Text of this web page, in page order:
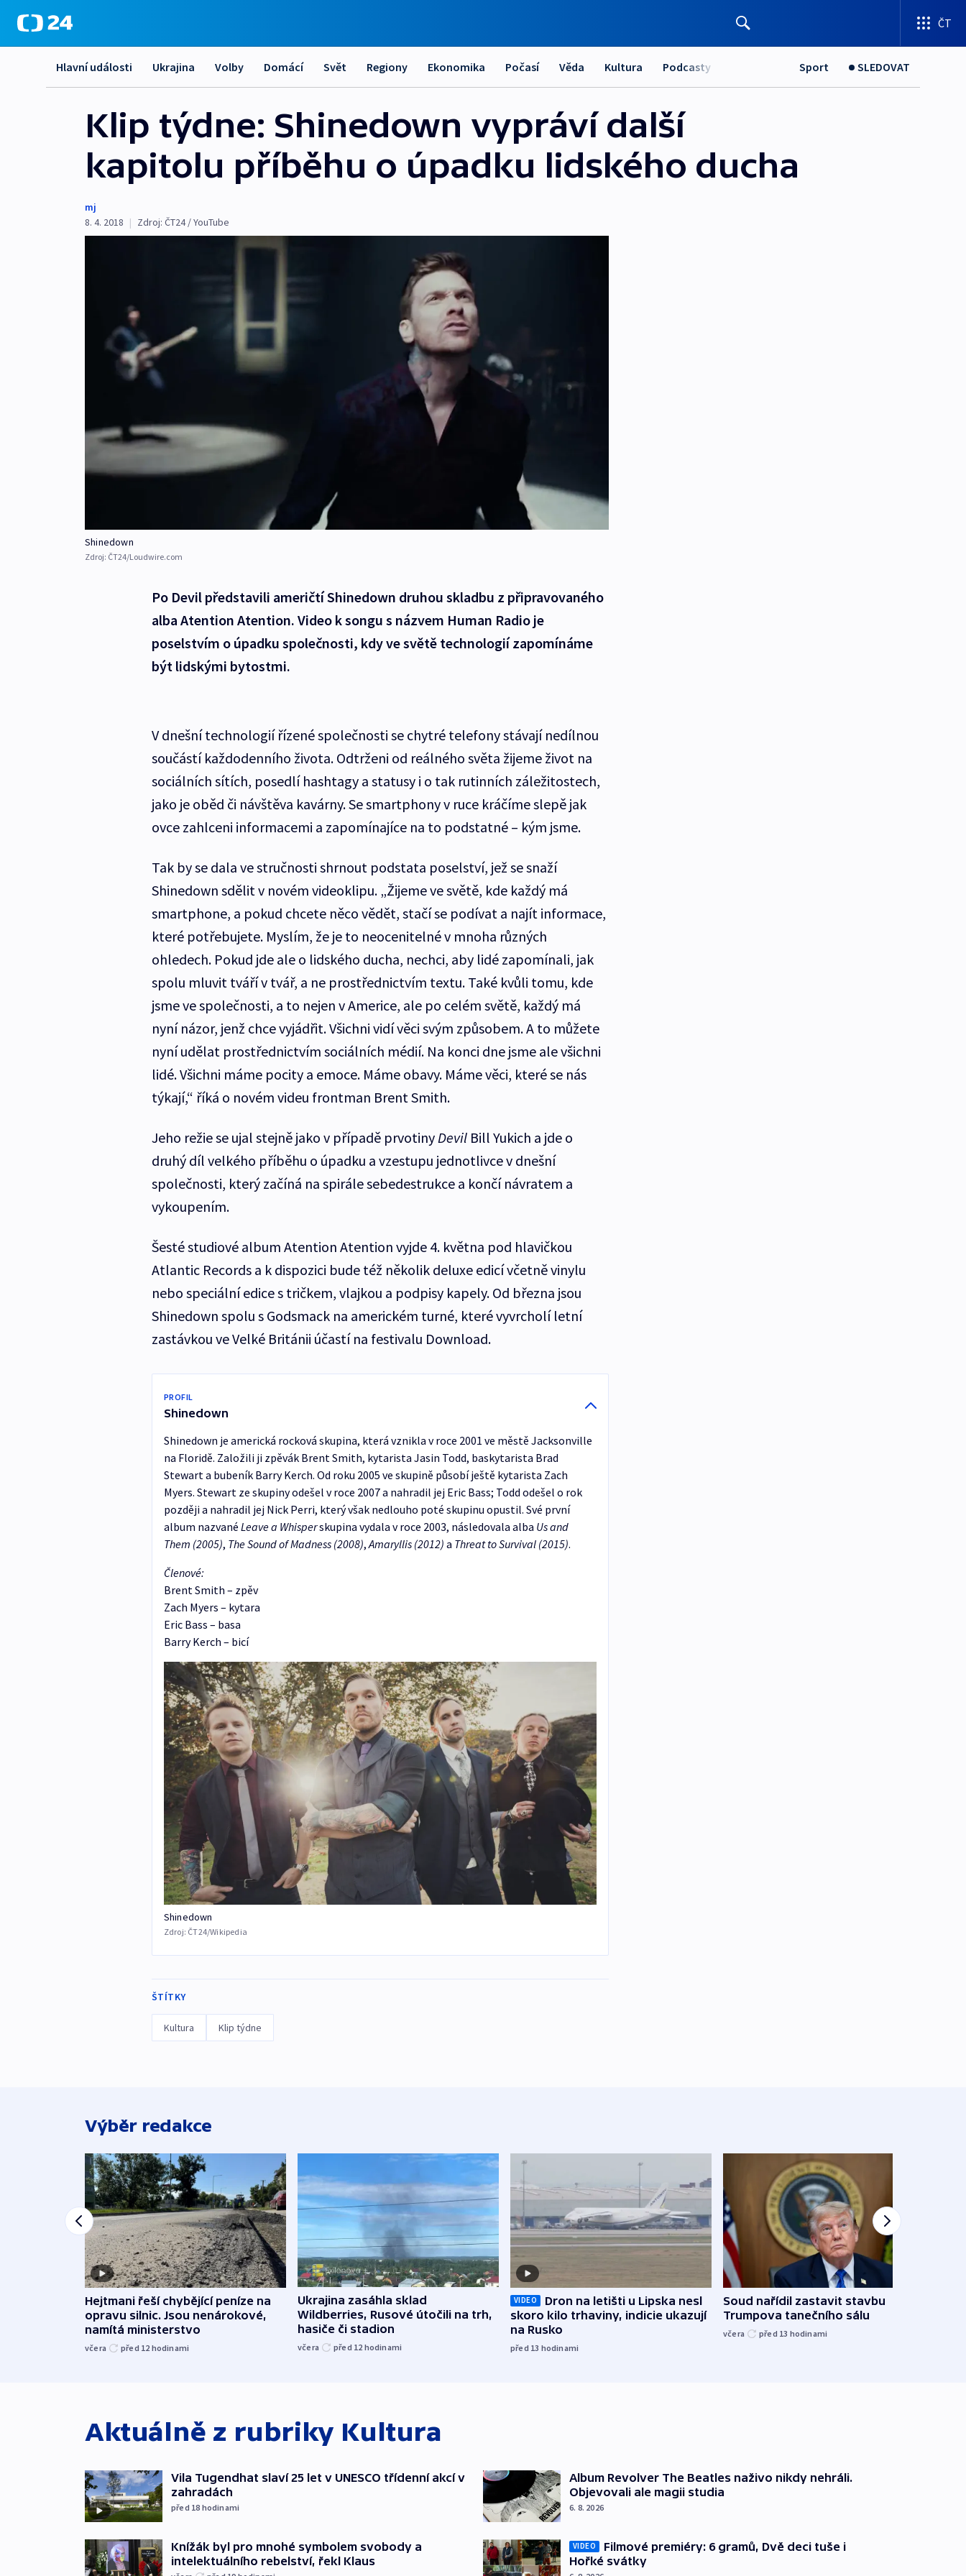
ČT
Hlavní události Ukrajina Volby Domácí Svět Regiony Ekonomika Počasí Věda Kultura Podcasty Sport SLEDOVAT
Klip týdne: Shinedown vypráví další
kapitolu příběhu o úpadku lidského ducha
mj
8. 4. 2018 | Zdroj: ČT24 / YouTube
Shinedown
Zdroj: ČT24/Loudwire.com
Po Devil představili američtí Shinedown druhou skladbu z připravovaného
alba Atention Atention. Video k songu s názvem Human Radio je
poselstvím o úpadku společnosti, kdy ve světě technologií zapomínáme
být lidskými bytostmi.
V dnešní technologií řízené společnosti se chytré telefony stávají nedílnou
součástí každodenního života. Odtrženi od reálného světa žijeme život na
sociálních sítích, posedlí hashtagy a statusy i o tak rutinních záležitostech,
jako je oběd či návštěva kavárny. Se smartphony v ruce kráčíme slepě jak
ovce zahlceni informacemi a zapomínajíce na to podstatné – kým jsme.
Tak by se dala ve stručnosti shrnout podstata poselství, jež se snaží
Shinedown sdělit v novém videoklipu. „Žijeme ve světě, kde každý má
smartphone, a pokud chcete něco vědět, stačí se podívat a najít informace,
které potřebujete. Myslím, že je to neocenitelné v mnoha různých
ohledech. Pokud jde ale o lidského ducha, nechci, aby lidé zapomínali, jak
spolu mluvit tváří v tvář, a ne prostřednictvím textu. Také kvůli tomu, kde
jsme ve společnosti, a to nejen v Americe, ale po celém světě, každý má
nyní názor, jenž chce vyjádřit. Všichni vidí věci svým způsobem. A to můžete
nyní udělat prostřednictvím sociálních médií. Na konci dne jsme ale všichni
lidé. Všichni máme pocity a emoce. Máme obavy. Máme věci, které se nás
týkají,“ říká o novém videu frontman Brent Smith.
Jeho režie se ujal stejně jako v případě prvotinyDevilBill Yukich a jde o
druhý díl velkého příběhu o úpadku a vzestupu jednotlivce v dnešní
společnosti, který začíná na spirále sebedestrukce a končí návratem a
vykoupením.
Šesté studiové album Atention Atention vyjde 4. května pod hlavičkou
Atlantic Records a k dispozici bude též několik deluxe edicí včetně vinylu
nebo speciální edice s tričkem, vlajkou a podpisy kapely. Od března jsou
Shinedown spolu s Godsmack na americkém turné, které vyvrcholí letní
zastávkou ve Velké Británii účastí na festivalu Download.
PROFIL
Shinedown
Shinedown je americká rocková skupina, která vznikla v roce 2001 ve městě Jacksonville
na Floridě. Založili ji zpěvák Brent Smith, kytarista Jasin Todd, baskytarista Brad
Stewart a bubeník Barry Kerch. Od roku 2005 ve skupině působí ještě kytarista Zach
Myers. Stewart ze skupiny odešel v roce 2007 a nahradil jej Eric Bass; Todd odešel o rok
později a nahradil jej Nick Perri, který však nedlouho poté skupinu opustil. Své první
album nazvané Leave a Whisperskupina vydala v roce 2003, následovala alba Us and
Them (2005), The Sound of Madness (2008),Amaryllis (2012) a Threat to Survival (2015).
Členové:
Brent Smith – zpěv
Zach Myers – kytara
Eric Bass – basa
Barry Kerch – bicí
Shinedown
Zdroj: ČT24/Wikipedia
ŠTÍTKY
Kultura Klip týdne
Výběr redakce
Hejtmani řeší chybějící peníze na
opravu silnic. Jsou nenárokové,
namítá ministerstvo
včera před 12 hodinami
Ukrajina zasáhla sklad
Wildberries, Rusové útočili na trh,
hasiče či stadion
včera před 12 hodinami
VIDEO
Dron na letišti u Lipska nesl
skoro kilo trhaviny, indicie ukazují
na Rusko
před 13 hodinami
Soud nařídil zastavit stavbu
Trumpova tanečního sálu
včera před 13 hodinami
Aktuálně z rubriky Kultura
Vila Tugendhat slaví 25 let v UNESCO třídenní akcí v
zahradách
před 18 hodinami
Knížák byl pro mnohé symbolem svobody a
intelektuálního rebelství, řekl Klaus
Album Revolver The Beatles naživo nikdy nehráli.
Objevovali ale magii studia
6. 8. 2026
VIDEO
Filmové premiéry: 6 gramů, Dvě deci tuše i
Hořké svátky